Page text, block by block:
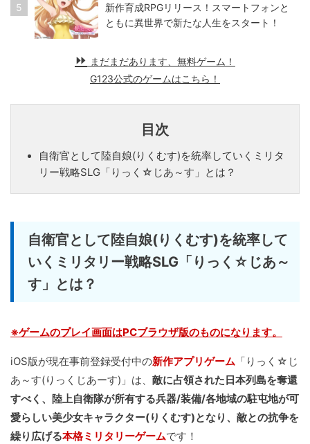
5
新作育成RPGリリース！スマートフォンと
ともに異世界で新たな人生をスタート！
まだまだあります、無料ゲーム！
G123公式のゲームはこちら！
目次
自衛官として陸自娘(りくむす)を統率していくミリタ
リー戦略SLG「りっく☆じあ～す」とは？
自衛官として陸自娘(りくむす)を統率して
いくミリタリー戦略SLG「りっく☆じあ～
す」とは？
※ゲームのプレイ画面はPCブラウザ版のものになります。
iOS版が現在事前登録受付中の新作アプリゲーム 「りっく☆じ
あ～す(りっくじあーす)」は、 敵に占領された日本列島を奪還
すべく、陸上自衛隊が所有する兵器/装備/各地域の駐屯地が可
愛らしい美少女キャラクター(りくむす)となり、敵との抗争を
繰り広げる本格ミリタリーゲームです！